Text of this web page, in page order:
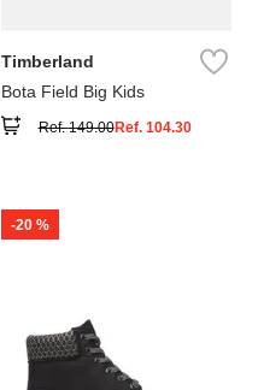
Timberland
Bota Field Big Kids
Ref.149.00Ref. 104.30
-20 %